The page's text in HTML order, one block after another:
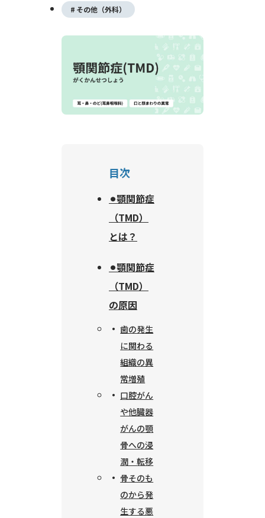
その他（外科）
目次
⚫︎顎関節症
（TMD）
とは？
⚫︎顎関節症
（TMD）
の原因
歯の発生
に関わる
組織の異
常増殖
口腔がん
や他臓器
がんの顎
骨への浸
潤・転移
骨そのも
のから発
生する悪